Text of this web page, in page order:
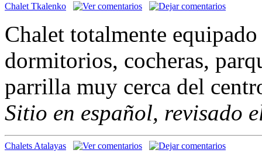
Chalet Tkalenko
Chalet totalmente
dormitorios, cocheras,
parrilla muy cerca del
Sitio en español, revisado
Chalets Atalayas